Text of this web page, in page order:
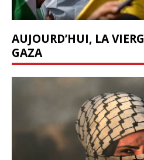
AUJOURD’HUI, LA
GAZA